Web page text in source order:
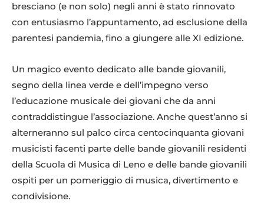
bresciano (e non solo) negli anni è stato rinnovato
con entusiasmo l’appuntamento, ad esclusione della
parentesi pandemia, fino a giungere alle XI edizione.
Un magico evento dedicato alle bande giovanili,
segno della linea verde e dell’impegno verso
l’educazione musicale dei giovani che da anni
contraddistingue l’associazione. Anche quest’anno si
alterneranno sul palco circa centocinquanta giovani
musicisti facenti parte delle bande giovanili residenti
della Scuola di Musica di Leno e delle bande giovanili
ospiti per un pomeriggio di musica, divertimento e
condivisione.